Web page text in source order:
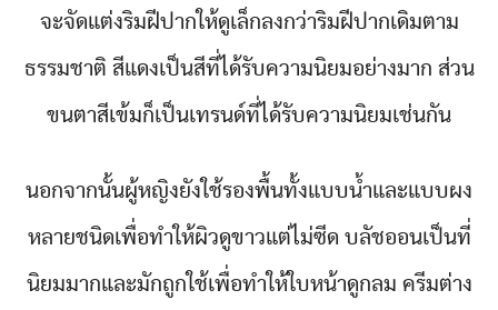
จะจัดแต่งริมฝีปากให้ดูเล็กลงกว่าริมฝีปากเดิมตาม
ธรรมชาติ สีแดงเป็นสีที่ได้รับความนิยมอย่างมาก ส่วน
ขนตาสีเข้มก็เป็นเทรนด์ที่ได้รับความนิยมเช่นกัน
นอกจากนั้นผู้หญิงยังใช้รองพื้นทั้งแบบน้ำและแบบผง
หลายชนิดเพื่อทำให้ผิวดูขาวแต่ไม่ซีด บลัชออนเป็นที่
นิยมมากและมักถูกใช้เพื่อทำให้ใบหน้าดูกลม ครีมต่าง